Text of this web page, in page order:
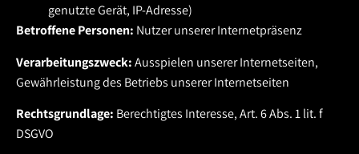
genutzte Gerät, IP-Adresse)
Betroffene Personen: Nutzer unserer Internetpräsenz
Verarbeitungszweck:Ausspielen unserer Internetseiten,
Gewährleistung des Betriebs unserer Internetseiten
Rechtsgrundlage: Berechtigtes Interesse, Art. 6 Abs. 1 lit. f
DSGVO